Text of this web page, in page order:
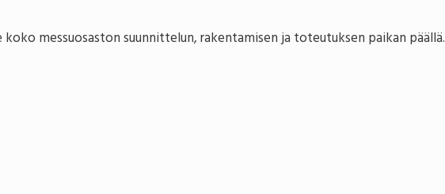
messuosaston suunnittelun, rakentamisen ja toteutuksen paikan päällä.